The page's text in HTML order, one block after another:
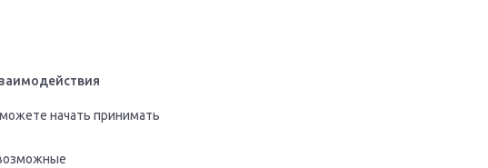
начать принимать